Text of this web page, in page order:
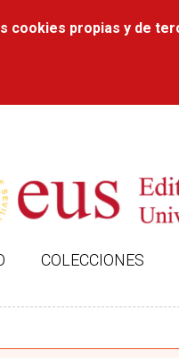
cookies propias y de
COLECCIONES